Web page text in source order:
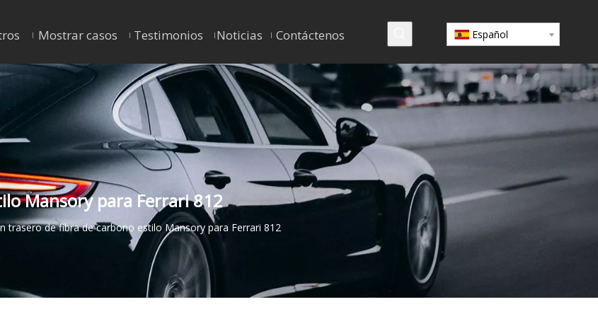
Mostrar casos Testimonios Noticias Contáctenos Español
Mansory para Ferrari 812
trasero de fibra de carbono estilo Mansory para Ferrari 812